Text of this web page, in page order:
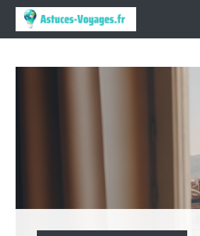
Aller